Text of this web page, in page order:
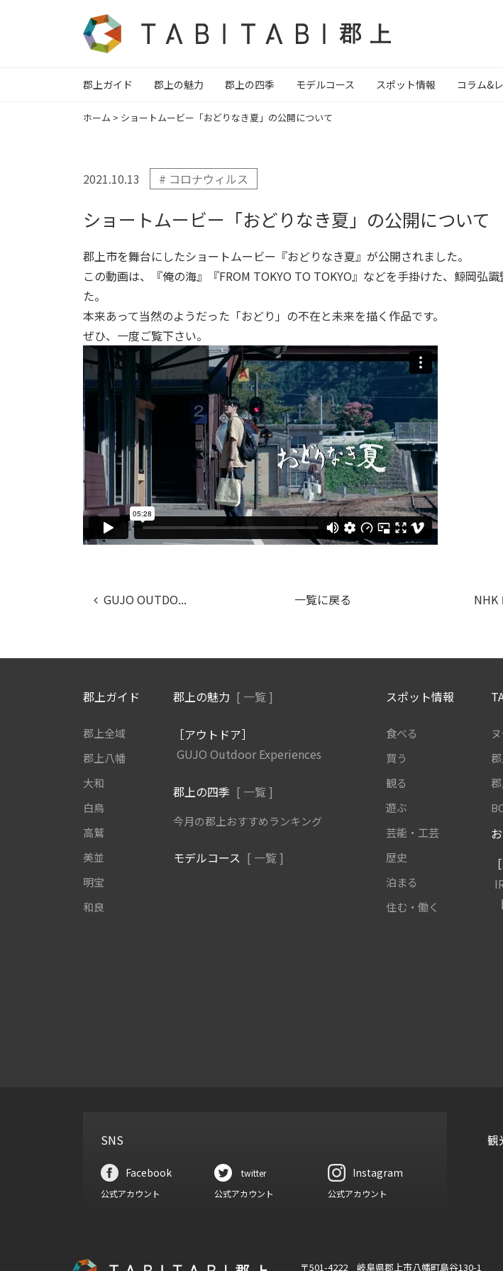
郡上ガイド 郡上の魅力 郡上の四季 モデルコース スポット情報 コラム&
ホーム > ショートムービー「おどりなき夏」の公開について
2021.10.13 # コロナウィルス
ショートムービー「おどりなき夏」の公開について
郡上市を舞台にしたショートムービー『おどりなき夏』が公開されました。
この動画は、『俺の海』『FROM TOKYO TO TOKYO』などを手掛けた、鯨岡弘
た。
本来あって当然のようだった「おどり」の不在と未来を描く作品です。
ぜひ、一度ご覧下さい。
GUJO OUTDO... 一覧に戻る NHK
郡上ガイド
郡上全域
郡上八幡
大和
白鳥
高鷲
美並
明宝
和良
郡上の魅力 [ 一覧 ]
［アウトドア］
GUJO Outdoor Experiences
郡上の四季 [ 一覧 ]
今月の郡上おすすめランキング
モデルコース [ 一覧 ]
スポット情報
食べる
買う
観る
遊ぶ
芸能・工芸
歴史
泊まる
住む・働く
SNS
Facebook
公式アカウント
twitter
公式アカウント
Instagram
公式アカウント
観
〒501-4222 岐阜県郡上市八幡町島谷130-1